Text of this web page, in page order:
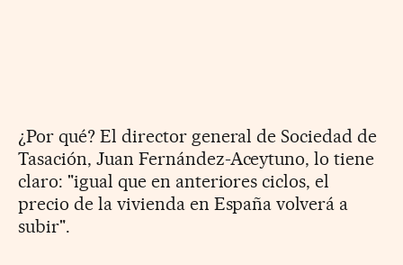
¿Por qué? El director general de Sociedad de
Tasación, Juan Fernández-Aceytuno, lo tiene
claro: "igual que en anteriores ciclos, el
precio de la vivienda en España volverá a
subir".